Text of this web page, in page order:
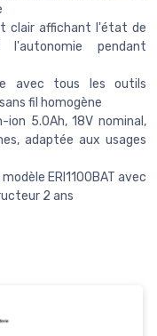
clair affichant l'état de
pendant
avec tous les outils
fil homogène
5.0Ah, 18V nominal,
adaptée aux usages
ERI1100BAT avec
2 ans